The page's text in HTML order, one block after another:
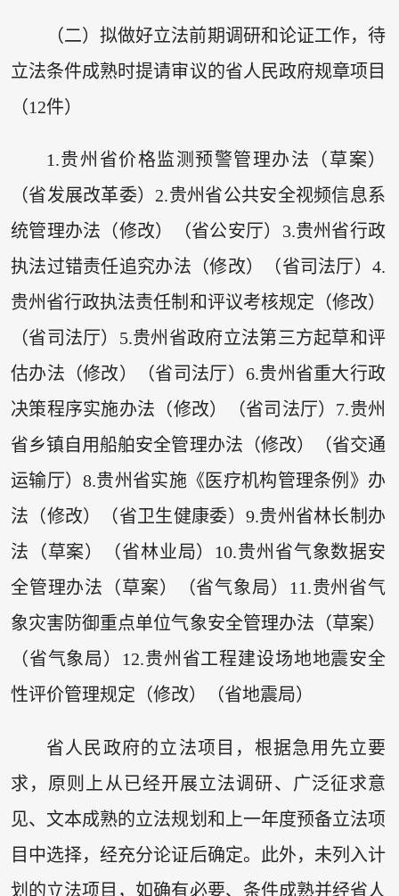
（二）拟做好立法前期调研和论证工作，待
立法条件成熟时提请审议的省人民政府规章项目
（12件）
1.贵州省价格监测预警管理办法（草案）
（省发展改革委）2.贵州省公共安全视频信息系
统管理办法（修改）（省公安厅）3.贵州省行政
执法过错责任追究办法（修改）（省司法厅）4.
贵州省行政执法责任制和评议考核规定（修改）
（省司法厅）5.贵州省政府立法第三方起草和评
估办法（修改）（省司法厅）6.贵州省重大行政
决策程序实施办法（修改）（省司法厅）7.贵州
省乡镇自用船舶安全管理办法（修改）（省交通
运输厅）8.贵州省实施《医疗机构管理条例》办
法（修改）（省卫生健康委）9.贵州省林长制办
法（草案）（省林业局）10.贵州省气象数据安
全管理办法（草案）（省气象局）11.贵州省气
象灾害防御重点单位气象安全管理办法（草案）
（省气象局）12.贵州省工程建设场地地震安全
性评价管理规定（修改）（省地震局）
省人民政府的立法项目，根据急用先立要
求，原则上从已经开展立法调研、广泛征求意
见、文本成熟的立法规划和上一年度预备立法项
目中选择，经充分论证后确定。此外，未列入计
划的立法项目，如确有必要、条件成熟并经省人